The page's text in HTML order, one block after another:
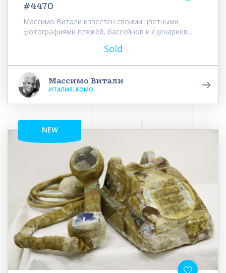
#4470
Массимо Витали известен своими цветными
фотографиями пляжей, бассейнов и сценариев...
Sold
Массимо Витали
ИТАЛИЯ, КОМО
NEW